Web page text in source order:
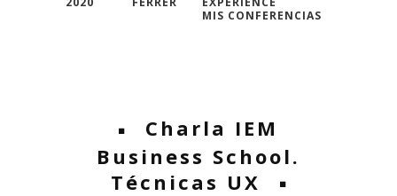
MIS CONFERENCIAS
Charla IEM
Business School.
Técnicas UX